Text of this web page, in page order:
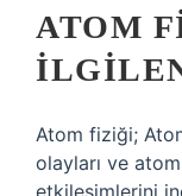
ATOM
Atom fiziği;
olayları ve
etkileşimlerini